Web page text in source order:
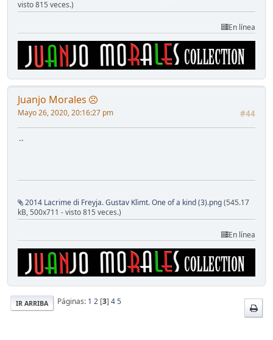
visto 815 veces.)
En línea
Juanjo Morales
#44
Mayo 26, 2020, 20:16:27 pm
..
2014 Lacrime di Freyja. Gustav Klimt. One of a kind (3).png(545.17
kB, 500x711 - visto 815 veces.)
En línea
IR ARRIBA Páginas: 1 2 [3] 45